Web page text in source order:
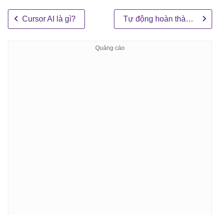
Cursor AI là gì? Tự động hoàn thành bằng phím Tab, chỉnh sửa trực tiếp